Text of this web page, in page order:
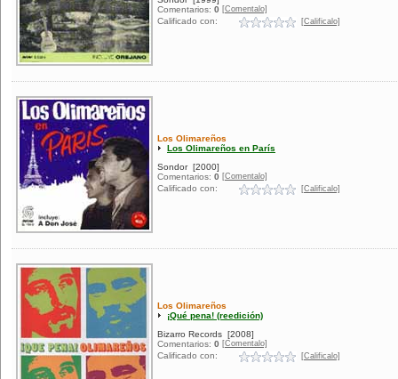
Comentarios: 0 [Comentalo]
Calificado con: [Calificalo]
Los Olimareños
Los Olimareños en París
Sondor [2000]
Comentarios: 0 [Comentalo]
Calificado con: [Calificalo]
Los Olimareños
¡Qué pena! (reedición)
Bizarro Records [2008]
Comentarios: 0 [Comentalo]
Calificado con: [Calificalo]